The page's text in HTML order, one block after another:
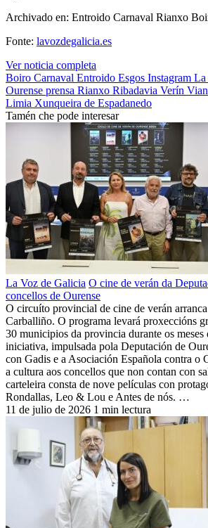
Archivado en: Entroido Carnaval Rianxo
Fonte: lavozdegalicia.es
Ver noticia completa
Boiro Carnaval Entroido Esgos Instagram La
Ourense prensa Rianxo Ribadavia Verín
Limia Xunqueira de Espadanedo
Tamén che pode interesar
La Voz de Galicia O cine de verán da
concellos de Ourense
O circuíto provincial de cine de verán
Carballiño. O programa levará proxeccións
30 municipios da provincia durante os meses
iniciativa, impulsada pola Deputación de
con Gadis e a Asociación Española contra o
a cultura aos concellos que non contan con
carteleira consta de nove películas con
Rondallas, Leo & Lou e Antes de nós. …
11 de julio de 2026 1 min lectura